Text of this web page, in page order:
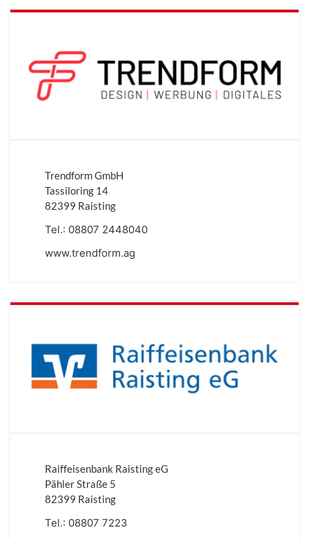
Trendform GmbH
Tassiloring 14
82399 Raisting
Tel.: 08807 2448040
www.trendform.ag
Raiffeisenbank Raisting eG
Pähler Straße 5
82399 Raisting
Tel.: 08807 7223